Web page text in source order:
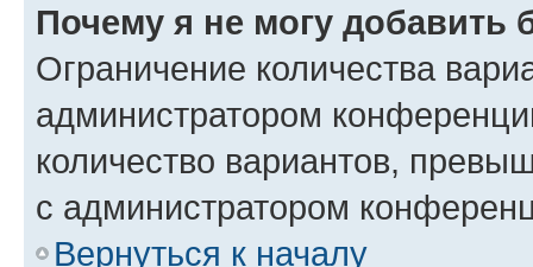
Почему я не могу добавить
Ограничение количества
администратором
количество вариантов,
с администратором
Вернуться к началу